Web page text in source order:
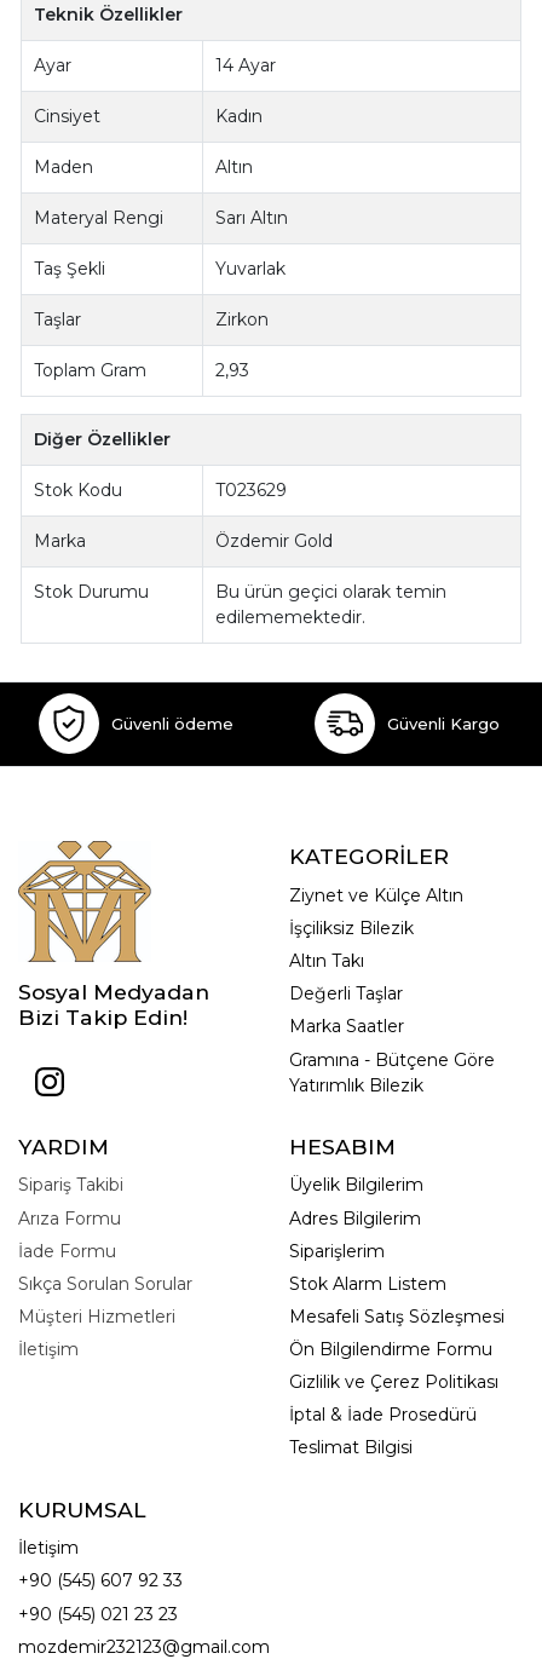
Teknik Özellikler
Ayar 14 Ayar
Cinsiyet Kadın
Maden Altın
Materyal Rengi Sarı Altın
Taş Şekli Yuvarlak
Taşlar Zirkon
Toplam Gram 2,93
Diğer Özellikler
Stok Kodu T023629
Marka Özdemir Gold
Stok Durumu
Bu ürün geçici olarak temin
edilememektedir.
Güvenli ödeme Güvenli Kargo
Sosyal Medyadan
Bizi Takip Edin!
KATEGORİLER
Ziynet ve Külçe Altın
İşçiliksiz Bilezik
Altın Takı
Değerli Taşlar
Marka Saatler
Gramına - Bütçene Göre
Yatırımlık Bilezik
YARDIM
Sipariş Takibi
Arıza Formu
İade Formu
Sıkça Sorulan Sorular
Müşteri Hizmetleri
İletişim
HESABIM
Üyelik Bilgilerim
Adres Bilgilerim
Siparişlerim
Stok Alarm Listem
Mesafeli Satış Sözleşmesi
Ön Bilgilendirme Formu
Gizlilik ve Çerez Politikası
İptal & İade Prosedürü
Teslimat Bilgisi
KURUMSAL
İletişim
+90 (545) 607 92 33
+90 (545) 021 23 23
mozdemir232123@gmail.com